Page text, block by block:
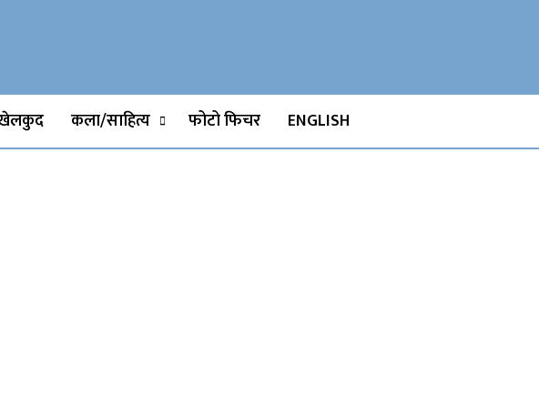
Youth, Model Watch, Movies
कला/साहित्य फोटो फिचर ENGLISH